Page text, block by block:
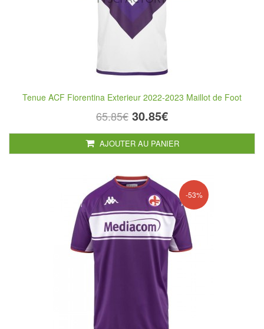
Tenue ACF Fiorentina Exterieur 2022-2023 Maillot de Foot
65.85€ 30.85€
AJOUTER AU PANIER
-53%